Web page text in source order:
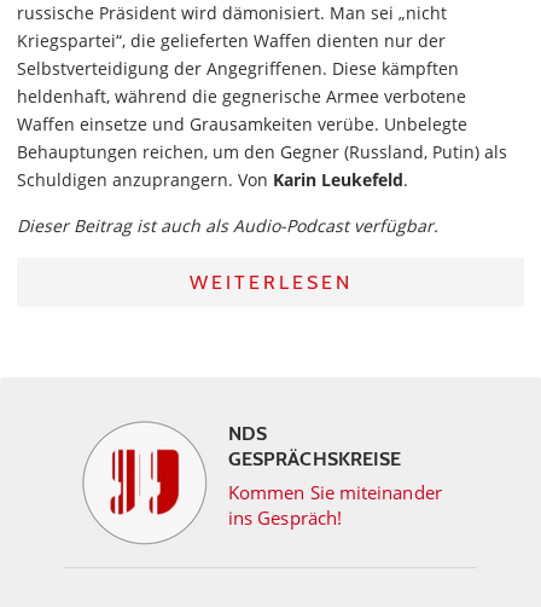
russische Präsident wird dämonisiert. Man sei „nicht
Kriegspartei“, die gelieferten Waffen dienten nur der
Selbstverteidigung der Angegriffenen. Diese kämpften
heldenhaft, während die gegnerische Armee verbotene
Waffen einsetze und Grausamkeiten verübe. Unbelegte
Behauptungen reichen, um den Gegner (Russland, Putin) als
Schuldigen anzuprangern. Von Karin Leukefeld.
Dieser Beitrag ist auch als Audio-Podcast verfügbar.
WEITERLESEN
NDS
GESPRÄCHSKREISE
Kommen Sie miteinander
ins Gespräch!